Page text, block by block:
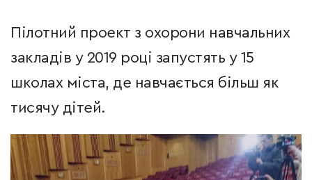
Пілотний проект з охорони навчальних
закладів у 2019 році запустять у 15
школах міста, де навчається більш як
тисячу дітей.